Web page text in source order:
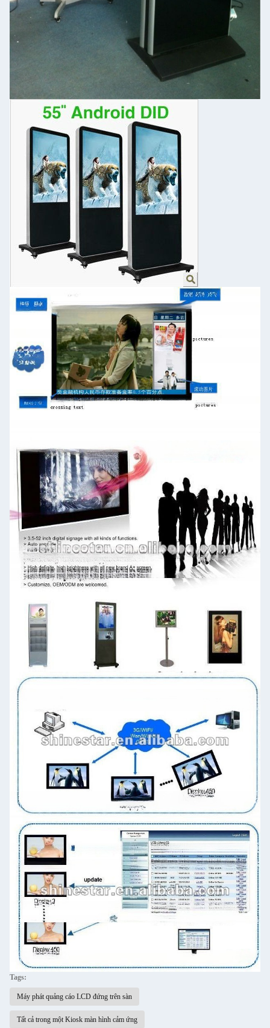
Tags:
Máy phát quảng cáo LCD đứng trên sàn
Tất cả trong một Kiosk màn hình cảm ứng